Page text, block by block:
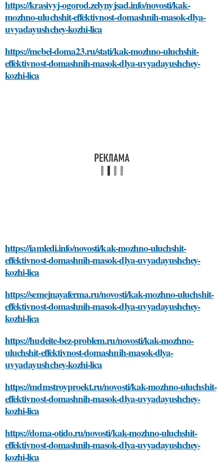
https://krasivyj-ogorod.zelynyjsad.info/novosti/kak-
mozhno-uluchshit-effektivnost-domashnih-masok-dlya-
uvyadayushchey-kozhi-lica
https://mebel-doma23.ru/stati/kak-mozhno-uluchshit-
effektivnost-domashnih-masok-dlya-uvyadayushchey-
kozhi-lica
https://iamledi.info/novosti/kak-mozhno-uluchshit-
effektivnost-domashnih-masok-dlya-uvyadayushchey-
kozhi-lica
https://semejnayaferma.ru/novosti/kak-mozhno-uluchshit-
effektivnost-domashnih-masok-dlya-uvyadayushchey-
kozhi-lica
https://hudeite-bez-problem.ru/novosti/kak-mozhno-
uluchshit-effektivnost-domashnih-masok-dlya-
uvyadayushchey-kozhi-lica
https://mdmstroyproekt.ru/novosti/kak-mozhno-uluchshit-
effektivnost-domashnih-masok-dlya-uvyadayushchey-
kozhi-lica
https://doma-otido.ru/novosti/kak-mozhno-uluchshit-
effektivnost-domashnih-masok-dlya-uvyadayushchey-
kozhi-lica